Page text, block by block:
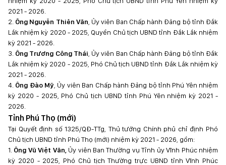
2021 - 2026.
2. Ông Nguyễn Thiên Văn , Ủy viên Ban Chấp hành Đảng bộ tỉnh Đắk
Lắk nhiệm kỳ 2020 - 2025, Quyền Chủ tịch UBND tỉnh Đắk Lắk nhiệm
kỳ 2021 - 2026.
3. Ông Trương Công Thái , Ủy viên Ban Chấp hành Đảng bộ tỉnh Đắk
Lắk nhiệm kỳ 2020 - 2025, Phó Chủ tịch UBND tỉnh Đắk Lắk nhiệm kỳ
2021 - 2026.
4. Ông Đào Mỹ , Ủy viên Ban Chấp hành Đảng bộ tỉnh Phú Yên nhiệm
kỳ 2020 - 2025, Phó Chủ tịch UBND tỉnh Phú Yên nhiệm kỳ 2021 -
2026.
Tỉnh Phú Thọ (mới)
Tại Quyết định số 1325/QĐ-TTg, Thủ tướng Chính phủ chỉ định Phó
Chủ tịch UBND tỉnh Phú Thọ (mới) nhiệm kỳ 2021 - 2026, gồm:
1. Ông Vũ Việt Văn, Ủy viên Ban Thường vụ Tỉnh ủy Vĩnh Phúc nhiệm
kỳ 2020 - 2025, Phó Chủ tịch Thường trực UBND tỉnh Vĩnh Phúc